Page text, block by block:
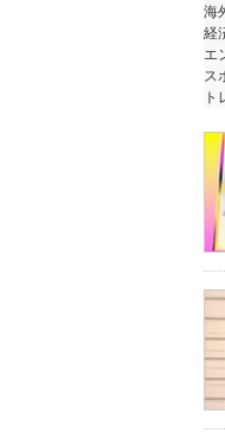
海
経
エ
ス
ト